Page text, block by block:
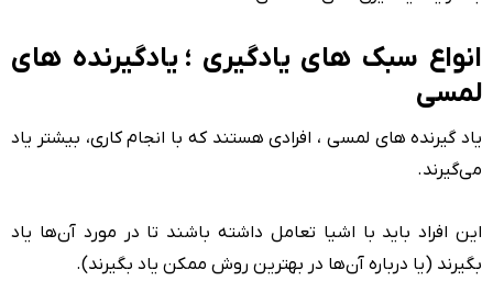
انواع سبک های یادگیری ؛ یادگیرنده های
لمسی
یاد گیرنده های لمسی ، افرادی هستند که با انجام کاری، بیشتر یاد
می‌گیرند.
این افراد باید با اشیا تعامل داشته باشند تا در مورد آن‌ها یاد
بگیرند (یا درباره آن‌ها در بهترین روش ممکن یاد بگیرند).